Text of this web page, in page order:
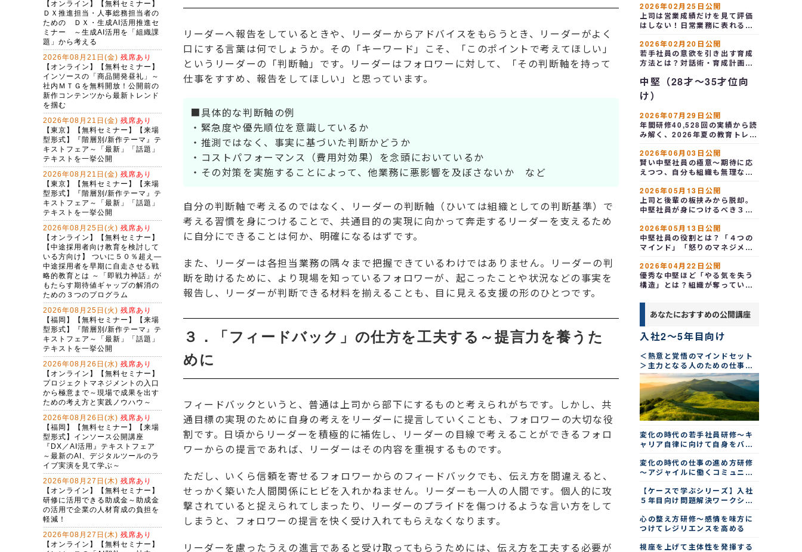
リーダーへ報告をしているときや、リーダーからアドバイスをもらうとき、リーダーがよく
口にする言葉は何でしょうか。その「キーワード」こそ、「このポイントで考えてほしい」
というリーダーの「判断軸」です。リーダーはフォロワーに対して、「その判断軸を持って
仕事をすすめ、報告をしてほしい」と思っています。
■具体的な判断軸の例
・緊急度や優先順位を意識しているか
・推測ではなく、事実に基づいた判断かどうか
・コストパフォーマンス（費用対効果）を念頭においているか
・その対策を実施することによって、他業務に悪影響を及ぼさないか など
自分の判断軸で考えるのではなく、リーダーの判断軸（ひいては組織としての判断基準）で
考える習慣を身につけることで、共通目的の実現に向かって奔走するリーダーを支えるため
に自分にできることは何か、明確になるはずです。
また、リーダーは各担当業務の隅々まで把握できているわけではありません。リーダーの判
断を助けるために、より現場を知っているフォロワーが、起こったことや状況などの事実を
報告し、リーダーが判断できる材料を揃えることも、目に見える支援の形のひとつです。
３．「フィードバック」の仕方を工夫する～提言力を養うた
めに
フィードバックというと、普通は上司から部下にするものと考えられがちです。しかし、共
通目標の実現のために自身の考えをリーダーに提言していくことも、フォロワーの大切な役
割です。日頃からリーダーを積極的に補佐し、リーダーの目線で考えることができるフォロ
ワーからの提言であれば、リーダーはその内容を重視するものです。
ただし、いくら信頼を寄せるフォロワーからのフィードバックでも、伝え方を間違えると、
せっかく築いた人間関係にヒビを入れかねません。リーダーも一人の人間です。個人的に攻
撃されていると捉えられてしまったり、リーダーのプライドを傷つけるような言い方をして
しまうと、フォロワーの提言を快く受け入れてもらえなくなります。
リーダーを慮ったうえの進言であると受け取ってもらうためには、伝え方を工夫する必要が
と対応策
2026年02月25日公開
上司は営業成績だけを見て評価
はしない！日常業務に表れる部
いた
2026年02月20日公開
若手社員の意欲を引き出す育成
方法とは？対話術・育成計画・
る
中堅（28才～35才位向
け）
2026年07月29日公開
年間研修40,528回の実績から読
み解く、2026年夏の教育トレン
（業務改善）が分かれ道
2026年06月03日公開
賢い中堅社員の極意～期待に応
えつつ、自分も組織も無理なく
2026年05月13日公開
上司と後輩の板挟みから脱却。
中堅社員が身につけるべき３つ
「論理的思考」「対話術」
2026年05月13日公開
中堅社員の役割とは？「４つの
マインド」「怒りのマネジメン
核を担う
2026年04月22日公開
優秀な中堅ほど「やる気を失う
構造」とは？組織が奪っている
あなたにおすすめの公開講座
入社2～5年目向け
＜熱意と覚悟のマインドセット
＞主力となる人のための仕事の
進め方研修（２日間）
変化の時代の若手社員研修～キ
ャリア自律に向けて自身をバー
変化の時代の仕事の進め方研修
～アジャイルに働くコミュニケ
【ケースで学ぶシリーズ】入社
５年目向け問題解決ワークショ
心の整え方研修～感情を味方に
つけてレジリエンスを高める
視座を上げて主体性を発揮する